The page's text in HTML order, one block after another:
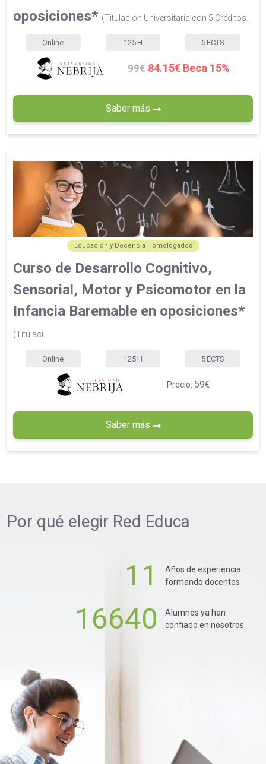
oposiciones* (Titulación Universitaria con 5 Créditos...
Online 125 H 5 ECTS
99€ 84.15€ Beca 15%
Saber más
Educación y Docencia Homologados
Curso de Desarrollo Cognitivo,
Sensorial, Motor y Psicomotor en la
Infancia Baremable en oposiciones*
(Titulaci...
Online 125 H 5 ECTS
Precio: 59€
Saber más
Por qué elegir Red Educa
11
Años de experiencia
formando docentes
16640
Alumnos ya han
confiado en nosotros